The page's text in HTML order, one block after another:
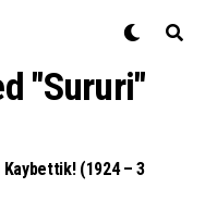
"Sururi"
Kaybettik! (1924 – 3